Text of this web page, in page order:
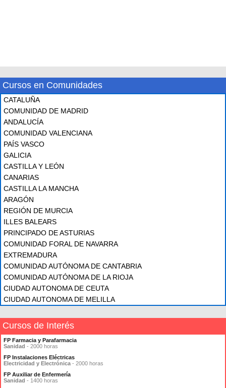
Cursos en Comunidades
CATALUÑA
COMUNIDAD DE MADRID
ANDALUCÍA
COMUNIDAD VALENCIANA
PAÍS VASCO
GALICIA
CASTILLA Y LEÓN
CANARIAS
CASTILLA LA MANCHA
ARAGÓN
REGIÓN DE MURCIA
ILLES BALEARS
PRINCIPADO DE ASTURIAS
COMUNIDAD FORAL DE NAVARRA
EXTREMADURA
COMUNIDAD AUTÓNOMA DE CANTABRIA
COMUNIDAD AUTÓNOMA DE LA RIOJA
CIUDAD AUTONOMA DE CEUTA
CIUDAD AUTONOMA DE MELILLA
Cursos de Interés
FP Farmacia y Parafarmacia
Sanidad - 2000 horas
FP Instalaciones Eléctricas
Electricidad y Electrónica - 2000 horas
FP Auxiliar de Enfermería
Sanidad - 1400 horas